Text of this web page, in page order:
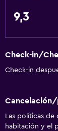
Sauna
Piscina al aire
Sistema de
9,3
Check-in/
Check-in
Las políticas
habitación y el